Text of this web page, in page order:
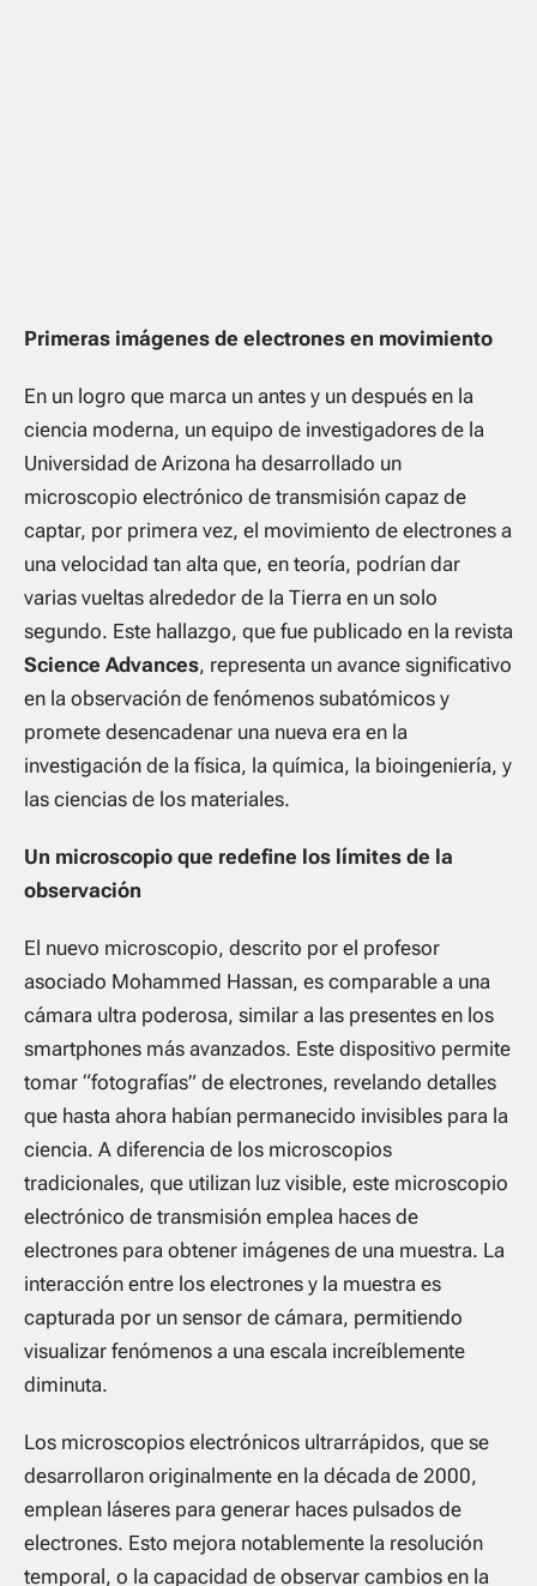
Primeras imágenes de electrones en movimiento
En un logro que marca un antes y un después en la
ciencia moderna, un equipo de investigadores de la
Universidad de Arizona ha desarrollado un
microscopio electrónico de transmisión capaz de
captar, por primera vez, el movimiento de electrones a
una velocidad tan alta que, en teoría, podrían dar
varias vueltas alrededor de la Tierra en un solo
segundo. Este hallazgo, que fue publicado en la revista
Science Advances, representa un avance significativo
en la observación de fenómenos subatómicos y
promete desencadenar una nueva era en la
investigación de la física, la química, la bioingeniería, y
las ciencias de los materiales.
Un microscopio que redefine los límites de la
observación
El nuevo microscopio, descrito por el profesor
asociado Mohammed Hassan, es comparable a una
cámara ultra poderosa, similar a las presentes en los
smartphones más avanzados. Este dispositivo permite
tomar “fotografías” de electrones, revelando detalles
que hasta ahora habían permanecido invisibles para la
ciencia. A diferencia de los microscopios
tradicionales, que utilizan luz visible, este microscopio
electrónico de transmisión emplea haces de
electrones para obtener imágenes de una muestra. La
interacción entre los electrones y la muestra es
capturada por un sensor de cámara, permitiendo
visualizar fenómenos a una escala increíblemente
diminuta.
Los microscopios electrónicos ultrarrápidos, que se
desarrollaron originalmente en la década de 2000,
emplean láseres para generar haces pulsados de
electrones. Esto mejora notablemente la resolución
temporal, o la capacidad de observar cambios en la